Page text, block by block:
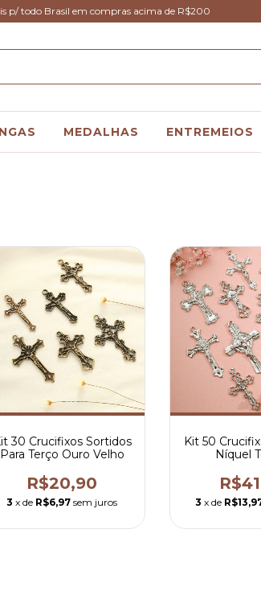
p/ todo Brasil em compras acima de R$200
MEDALHAS ENTREMEIOS
30 Crucifixos Sortidos
Para Terço Ouro Velho
R$20,90
3 x de R$6,97 sem juros
Kit 50
Níquel
3 x de